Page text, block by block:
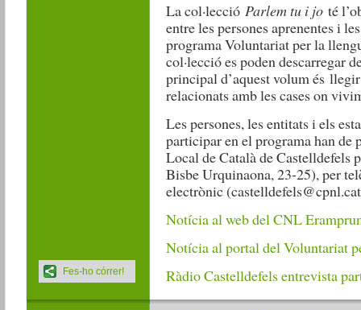
La col·lecció Parlem tu i joté
entre les persones aprenentes i
programa Voluntariat per la
col·lecció es poden descarregar
principal d’aquest volum és
relacionats amb les cases on
Les persones, les entitats i els
participar en el programa han de
Local de Català de Castelldefels
Bisbe Urquinaona, 23-25), per
electrònic
Notícia al web del CNL
Notícia al portal del Voluntariat
Ràdio Castelldefels entrevista
Fes-ho córrer!